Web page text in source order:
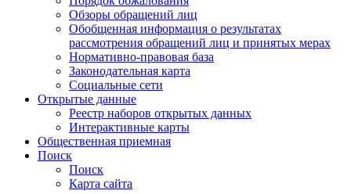
Обзоры обращений лиц
Обобщенная информация о результатах
рассмотрения обращений лиц и принятых мерах
Нормативно-правовая база
Законодательная карта
Социальные сети
Открытые данные
Реестр наборов открытых данных
Интерактивные карты
Общественная приемная
Поиск
Поиск
Карта сайта